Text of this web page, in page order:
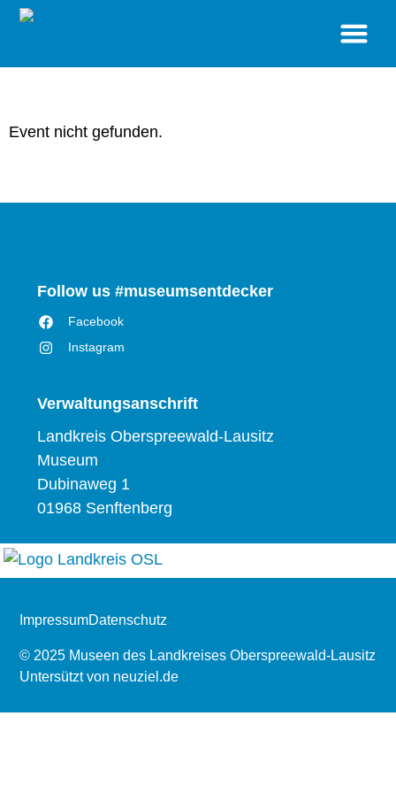
Event nicht gefunden.
Follow us #museumsentdecker
Facebook
Instagram
Verwaltungsanschrift
Landkreis Oberspreewald-Lausitz
Museum
Dubinaweg 1
01968 Senftenberg
© 2025 Museen des Landkreises Oberspreewald-Lausitz
Untersützt von neuziel.de
ImpressumDatenschutz